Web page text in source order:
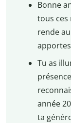
Bonne
tous ces
rende
Tu as
année
ta